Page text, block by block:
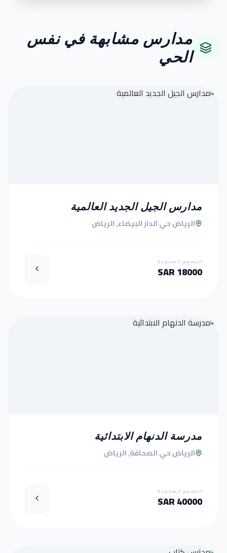
مدارس مشابهة في نفس
الحي
مدارس الجيل الجديد العالمية
الرياض حي الدار البيضاء, الرياض
الرسوم السنوية
18000 SAR
مدرسة الدنهام الابتدائية
الرياض حي الصحافة, الرياض
الرسوم السنوية
40000 SAR